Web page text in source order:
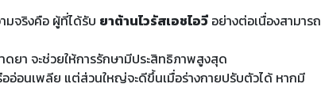
มจริงคือ ผู้ที่ได้รับ ยาต้านไวรัสเอชไอวี อย่างต่อเนื่องสามารถ
ดยา จะช่วยให้การรักษามีประสิทธิภาพสูงสุด
อ่อนเพลีย แต่ส่วนใหญ่จะดีขึ้นเมื่อร่างกายปรับตัวได้ หากมี